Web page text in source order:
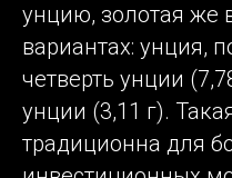
унцию, золотая же
вариантах: унция,
четверть унции
унции (3,11 г).
традиционна для